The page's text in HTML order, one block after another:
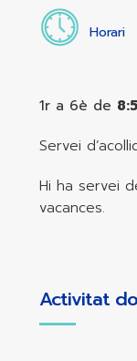
Horari
1r a 6è de
Servei
Hi ha servei
vacances.
Activitat